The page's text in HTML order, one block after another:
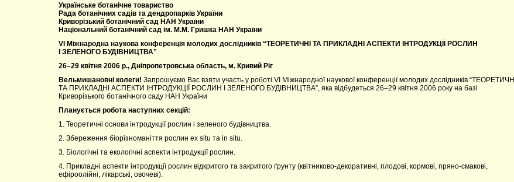
Українське ботанічне товариство
Рада ботанічних садів та дендропарків України
Криворізький ботанічний сад НАН України
Національний ботанічний сад ім. М.М. Гришка НАН України
VІ Міжнародна наукова конференція молодих дослідників “ТЕОРЕТИЧНІ ТА ПРИКЛАДНІ АСПЕКТИ ІНТРОДУКЦІЇ РОСЛИН
І ЗЕЛЕНОГО БУДІВНИЦТВА”
26–29 квітня 2006 р., Дніпропетровська область, м. Кривий Ріг
Вельмишановні колеги! Запрошуємо Вас взяти участь у роботі VІ Міжнародної наукової конференції молодих дослідників “ТЕОРЕТИЧНІ
ТА ПРИКЛАДНІ АСПЕКТИ ІНТРОДУКЦІЇ РОСЛИН І ЗЕЛЕНОГО БУДІВНИЦТВА”, яка відбудеться 26–29 квітня 2006 року на базі
Криворізького ботанічного саду НАН України
Планується робота наступних секцій:
1. Теоретичні основи інтродукції рослин і зеленого будівництва.
2. Збереження біорізноманіття рослин ex situ та in situ.
3. Біологічні та екологічні аспекти інтродукції рослин.
4. Прикладні аспекти інтродукції рослин відкритого та закритого ґрунту (квітниково-декоративні, плодові, кормові, пряно-смакові,
ефіроолійні, лікарські, овочеві).